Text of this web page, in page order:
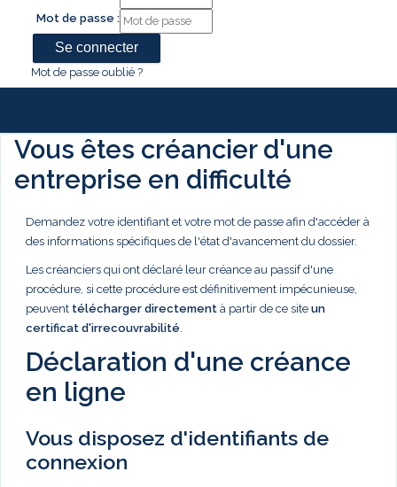
Mot de passe :
Mot de passe oublié ?
Vous êtes créancier d'une
entreprise en difficulté
Demandez votre identifiant et votre mot de passe afin d'accéder à
des informations spécifiques de l'état d'avancement du dossier.
Les créanciers qui ont déclaré leur créance au passif d'une
procédure, si cette procédure est définitivement impécunieuse,
peuvent télécharger directement à partir de ce site un
certificat d'irrecouvrabilité.
Déclaration d'une créance
en ligne
Vous disposez d'identifiants de
connexion